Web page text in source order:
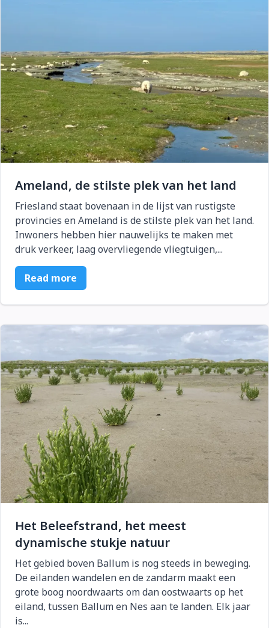
Ameland, de stilste plek van het land
Friesland staat bovenaan in de lijst van rustigste
provincies en Ameland is de stilste plek van het land.
Inwoners hebben hier nauwelijks te maken met
druk verkeer, laag overvliegende vliegtuigen,...
Read more
Het Beleefstrand, het meest
dynamische stukje natuur
Het gebied boven Ballum is nog steeds in beweging.
De eilanden wandelen en de zandarm maakt een
grote boog noordwaarts om dan oostwaarts op het
eiland, tussen Ballum en Nes aan te landen. Elk jaar
is...